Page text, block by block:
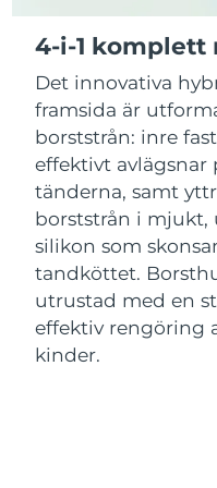
4-i-1 komplett
Det innovativa
framsida är
borststrån: inre
effektivt
tänderna, samt
borststrån i mjukt,
silikon som
tandköttet.
utrustad med en
effektiv rengöring
kinder.
Kuwait
Lettland
Libanon
Litauen
Luxemburg